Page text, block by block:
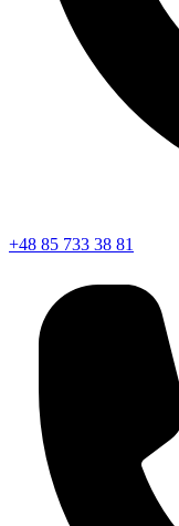
+48 85 733 38 81